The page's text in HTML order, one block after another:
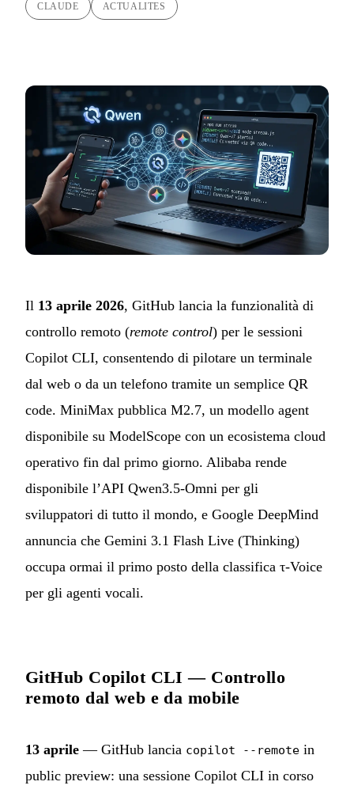
CLAUDE ACTUALITES
Il 13 aprile 2026, GitHub lancia la funzionalità di
controllo remoto (remote control) per le sessioni
Copilot CLI, consentendo di pilotare un terminale
dal web o da un telefono tramite un semplice QR
code. MiniMax pubblica M2.7, un modello agent
disponibile su ModelScope con un ecosistema cloud
operativo fin dal primo giorno. Alibaba rende
disponibile l’API Qwen3.5-Omni per gli
sviluppatori di tutto il mondo, e Google DeepMind
annuncia che Gemini 3.1 Flash Live (Thinking)
occupa ormai il primo posto della classifica τ-Voice
per gli agenti vocali.
GitHub Copilot CLI — Controllo
remoto dal web e da mobile
13 aprile — GitHub lancia copilot --remote in
public preview: una sessione Copilot CLI in corso